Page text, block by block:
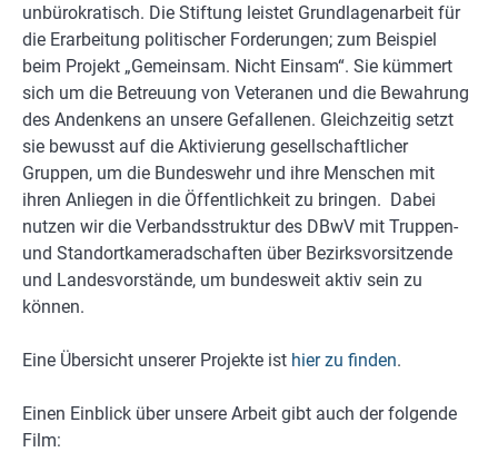
unbürokratisch. Die Stiftung leistet Grundlagenarbeit für
die Erarbeitung politischer Forderungen; zum Beispiel
beim Projekt „Gemeinsam. Nicht Einsam“. Sie kümmert
sich um die Betreuung von Veteranen und die Bewahrung
des Andenkens an unsere Gefallenen. Gleichzeitig setzt
sie bewusst auf die Aktivierung gesellschaftlicher
Gruppen, um die Bundeswehr und ihre Menschen mit
ihren Anliegen in die Öffentlichkeit zu bringen. Dabei
nutzen wir die Verbandsstruktur des DBwV mit Truppen-
und Standortkameradschaften über Bezirksvorsitzende
und Landesvorstände, um bundesweit aktiv sein zu
können.
Eine Übersicht unserer Projekte ist hier zu finden.
Einen Einblick über unsere Arbeit gibt auch der folgende
Film: